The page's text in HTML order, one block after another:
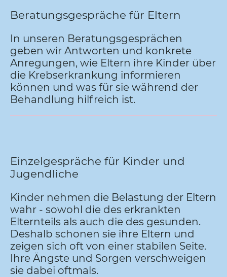
Beratungsgespräche für Eltern
In unseren Beratungsgesprächen
geben wir Antworten und konkrete
Anregungen, wie Eltern ihre Kinder über
die Krebserkrankung informieren
können und was für sie während der
Behandlung hilfreich ist.
Einzelgespräche für Kinder und
Jugendliche
Kinder nehmen die Belastung der Eltern
wahr - sowohl die des erkrankten
Elternteils als auch die des gesunden.
Deshalb schonen sie ihre Eltern und
zeigen sich oft von einer stabilen Seite.
Ihre Ängste und Sorgen verschweigen
sie dabei oftmals.